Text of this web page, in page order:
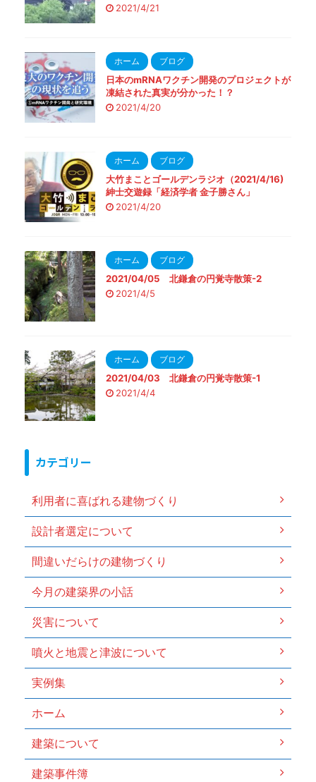
2021/4/21
ホーム ブログ
日本のmRNAワクチン開発のプロジェクトが
凍結された真実が分かった！？
2021/4/20
ホーム ブログ
大竹まことゴールデンラジオ（2021/4/16)
紳士交遊録「経済学者 金子勝さん」
2021/4/20
ホーム ブログ
2021/04/05 北鎌倉の円覚寺散策-2
2021/4/5
ホーム ブログ
2021/04/03 北鎌倉の円覚寺散策-1
2021/4/4
カテゴリー
利用者に喜ばれる建物づくり
設計者選定について
間違いだらけの建物づくり
今月の建築界の小話
災害について
噴火と地震と津波について
実例集
ホーム
建築について
建築事件簿